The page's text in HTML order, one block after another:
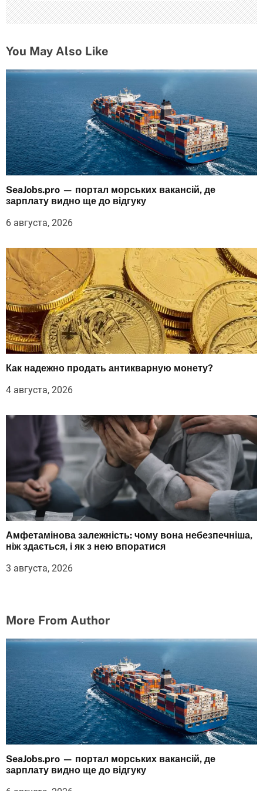
м
You May Also Like
SeaJobs.pro — портал морських вакансій, де
зарплату видно ще до відгуку
6 августа, 2026
Как надежно продать антикварную монету?
4 августа, 2026
Амфетамінова залежність: чому вона небезпечніша,
ніж здається, і як з нею впоратися
3 августа, 2026
More From Author
SeaJobs.pro — портал морських вакансій, де
зарплату видно ще до відгуку